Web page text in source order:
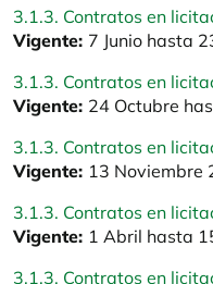
3.1.3. Contratos en
Vigente: 7 Junio hasta
3.1.3. Contratos en
Vigente: 24 Octubre
3.1.3. Contratos en
Vigente: 13 Noviembre
3.1.3. Contratos en
Vigente: 1 Abril hasta
3.1.3. Contratos en